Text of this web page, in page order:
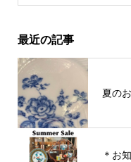
最近の記事
夏の
＊お